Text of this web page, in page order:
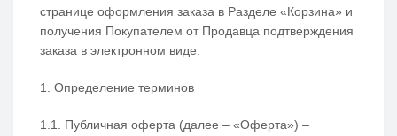
странице оформления заказа в Разделе «Корзина» и
получения Покупателем от Продавца подтверждения
заказа в электронном виде.
1. Определение терминов
1.1. Публичная оферта (далее – «Оферта») –